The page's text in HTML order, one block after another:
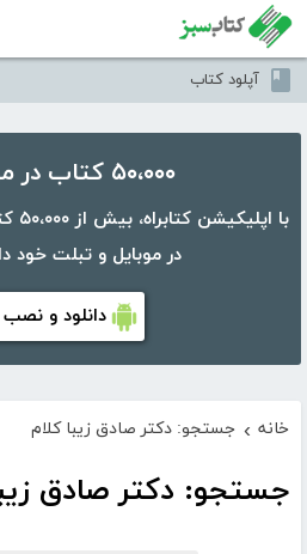
آپلود کتاب
۵۰،۰۰۰ کتاب در موبایل شما
با
در موبایل و تبلت خود
دانلود و نصب
خانه › جستجو: دکتر صادق زیبا کلام
جستجو: دکتر صادق